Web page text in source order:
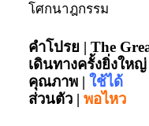
โศกนาฎกรรม
คำโปรย | The
เดินทางครั้งยิ่งให
คุณภาพ | ใช้ได้
ส่วนตัว | พอไหว